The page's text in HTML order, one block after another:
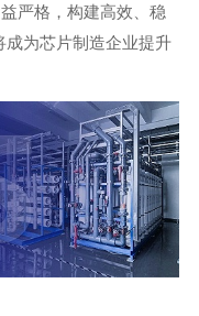
严格，构建高效、稳
成为芯片制造企业提升